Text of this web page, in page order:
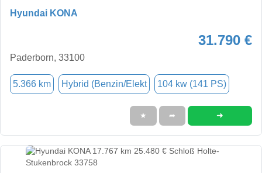
Hyundai KONA
31.790 €
Paderborn, 33100
5.366 km Hybrid (Benzin/Elekt 104 kw (141 PS)
★ ➦ ➜